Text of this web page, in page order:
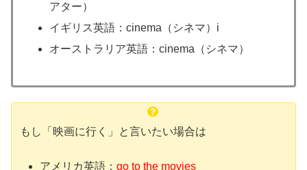
アター）
イギリス英語：cinema（シネマ）i
オーストラリア英語：cinema（シネマ）
もし「映画に行く」と言いたい場合は
アメリカ英語：go to the movies